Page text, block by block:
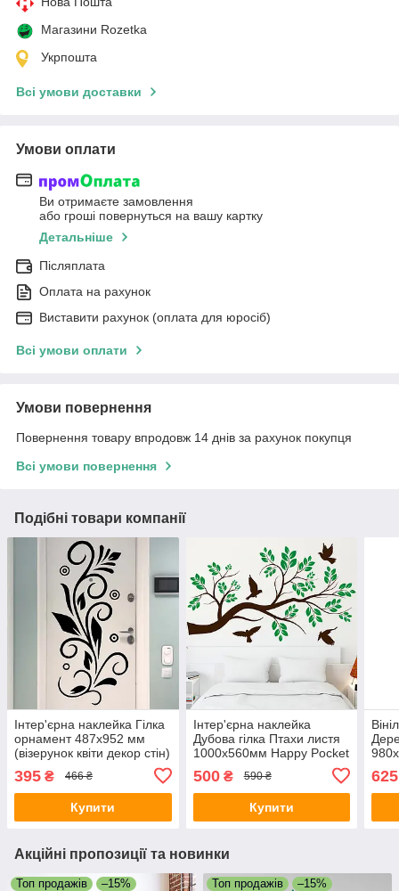
Магазини Rozetka
Укрпошта
Всі умови доставки
Умови оплати
Ви отримаєте замовлення
або гроші повернуться на вашу картку
Детальніше
Післяплата
Оплата на рахунок
Виставити рахунок (оплата для юросіб)
Всі умови оплати
Умови повернення
Повернення товару впродовж 14 днів за рахунок покупця
Всі умови повернення
Подібні товари компанії
Інтер'єрна наклейка Гілка
орнамент 487х952 мм
(візерунок квіти декор стін)
матовий
395 ₴ 466 ₴
Купити
Інтер'єрна наклейка
Дубова гілка Птахи листя
1000х560мм Happy Pocket
Коричневий Зелене листя
матовий
500₴ 590 ₴
Купити
625
Акційні пропозиції та новинки
Топ продажів
–15%
Топ продажів
–15%